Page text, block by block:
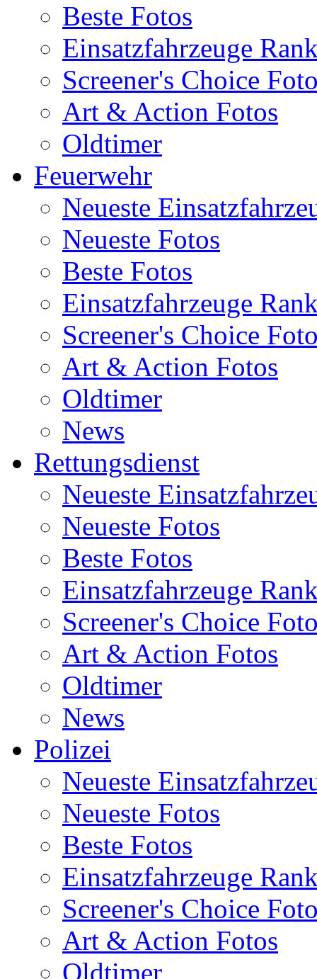
Beste Fotos
Einsatzfahrzeuge
Screener's Choice
Art & Action Fotos
Oldtimer
Feuerwehr
Neueste
Neueste Fotos
Beste Fotos
Einsatzfahrzeuge
Screener's Choice
Art & Action Fotos
Oldtimer
News
Rettungsdienst
Neueste
Neueste Fotos
Beste Fotos
Einsatzfahrzeuge
Screener's Choice
Art & Action Fotos
Oldtimer
News
Polizei
Neueste
Neueste Fotos
Beste Fotos
Einsatzfahrzeuge
Screener's Choice
Art & Action Fotos
Oldtimer